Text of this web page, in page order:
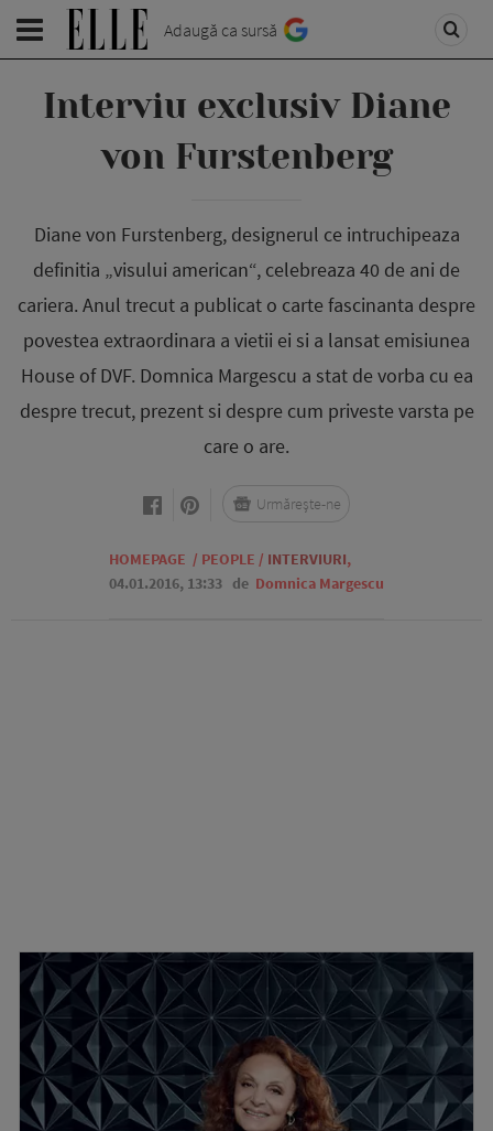
Adaugă ca sursă
Interviu exclusiv Diane
von Furstenberg
Diane von Furstenberg, designerul ce intruchipeaza
definitia „visului american“, celebreaza 40 de ani de
cariera. Anul trecut a publicat o carte fascinanta despre
povestea extraordinara a vietii ei si a lansat emisiunea
House of DVF. Domnica Margescu a stat de vorba cu ea
despre trecut, prezent si despre cum priveste varsta pe
care o are.
HOMEPAGE / PEOPLE / INTERVIURI,
04.01.2016, 13:33 de Domnica Margescu
Urmărește-ne